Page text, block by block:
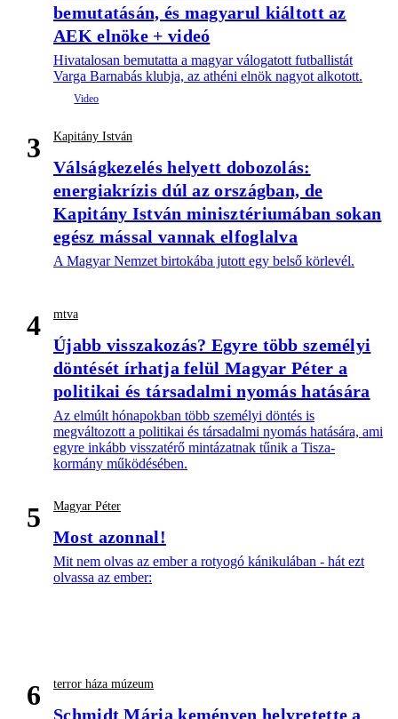
bemutatásán, és magyarul kiáltott az
AEK elnöke + videó
Hivatalosan bemutatta a magyar válogatott futballistát
Varga Barnabás klubja, az athéni elnök nagyot alkotott.
3 Kapitány István
Válságkezelés helyett dobozolás:
energiakrízis dúl az országban, de
Kapitány István minisztériumában sokan
egész mással vannak elfoglalva
A Magyar Nemzet birtokába jutott egy belső körlevél.
4 mtva
Újabb visszakozás? Egyre több személyi
döntését írhatja felül Magyar Péter a
politikai és társadalmi nyomás hatására
Az elmúlt hónapokban több személyi döntés is
megváltozott a politikai és társadalmi nyomás hatására, ami
egyre inkább visszatérő mintázatnak tűnik a Tisza-
kormány működésében.
5 Magyar Péter
Most azonnal!
Mit nem olvas az ember a rotyogó kánikulában - hát ezt
olvassa az ember:
6 terror háza múzeum
Schmidt Mária keményen helyretette a